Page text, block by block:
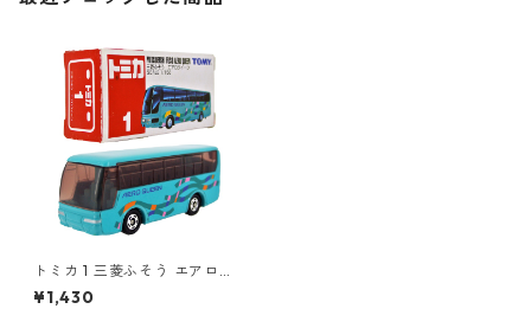
トミカ 1 三菱ふそう エアロク
イーン #10577669
¥1,430